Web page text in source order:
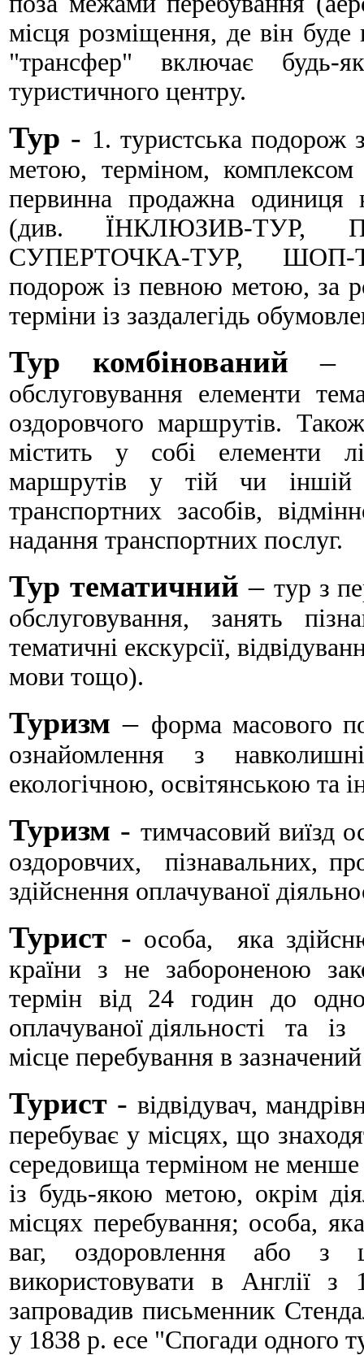
місця розміщення, де він
"трансфер" включає будь-
туристичного центру.
Тур - 1. туристська
метою, терміном,
первинна продаж­на одиниця
(див. ЇНКЛЮЗИВ-
СУПЕРТОЧКА-ТУР, ШОП-
подорож із певною метою, за
терміни із заздалегідь
Тур комбінований
обслуговування елементи
оздоровчого маршрутів.
містить у собі елементи
маршрутів у тій чи іншій
транспортних засобів,
надання транспортних послуг.
Тур тематичний – тур з
обслуговування, занять
тематичні екскурсії,
мови тощо).
Туризм – форма масового
ознай­омлення з
екологічною, освітянською та
Туризм - тимчасовий виїзд
оздоровчих, пізнавальних,
здійснення оплачуваної
Турист - особа, яка
країни з не забороненою
термін від 24 годин до
оплачуваної діяльності та
місце перебування в
Турист -відвідувач,
перебуває у місцях, що
середовища терміном не менше
із будь-якою метою, окрім
місцях перебування; особа,
ваг, оздоровлення або з
використову­вати в Англії
запровадив письменник
у 1838 р. есе "Спогади од­ного